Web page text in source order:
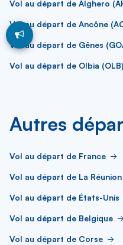
Vol au départ de Alghero
Vol au départ de Ancône
Vol au départ de Gênes
Vol au départ de Olbia (OLB)
Autres
Vol au départ de France
Vol au départ de La Réunion
Vol au départ de États-Unis
Vol au départ de Belgique
Vol au départ de Corse